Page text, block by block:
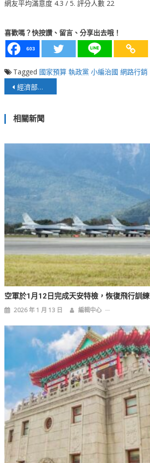
網友平均滿意度 4.3 / 5. 評分人數 22
喜歡嗎？快按讚、留言、分享出去哦！
603
Tagged 國家預算 執政黨 小編治國 網路行銷
文
導
覽
經濟部打造電動車技術升級 王美花帶頭再創護國神山產業
相關新聞
空軍於1月12日完成天安特檢，恢復飛行訓練
2026 年 1 月 13 日 編輯中心